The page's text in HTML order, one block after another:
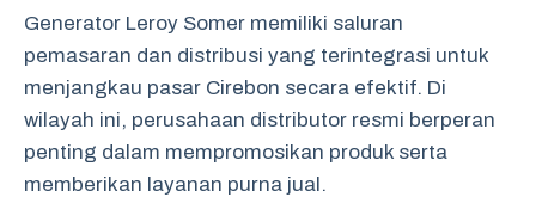
Generator Leroy Somer memiliki saluran
pemasaran dan distribusi yang terintegrasi untuk
menjangkau pasar Cirebon secara efektif. Di
wilayah ini, perusahaan distributor resmi berperan
penting dalam mempromosikan produk serta
memberikan layanan purna jual.